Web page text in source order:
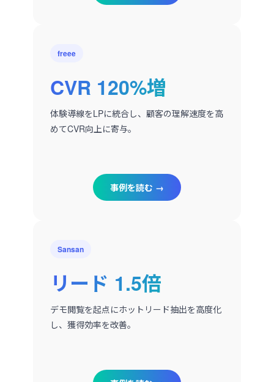
freee
CVR 120%増
体験導線をLPに統合し、顧客の理解速度を高
めてCVR向上に寄与。
事例を読む →
Sansan
リード 1.5倍
デモ閲覧を起点にホットリード抽出を高度化
し、獲得効率を改善。